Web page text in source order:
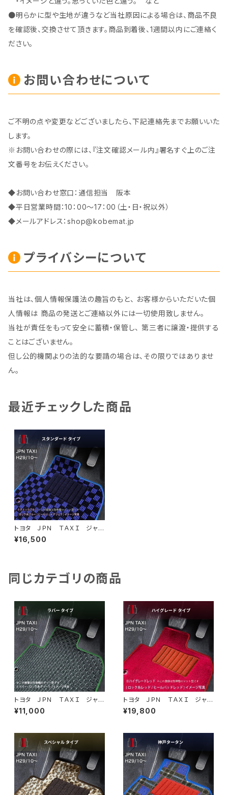
●明らかに型や生地が違うなど当社原因による場合は、商品不良
を確認後、交換させて頂きます。商品到着後、1週間以内にご連絡く
ださい。
お問い合わせについて
ご不明の点や変更などございましたら、下記連絡先までお願いいた
します。
※お問い合わせの際には、『注文確認メール内』署名すぐ上のご注
文番号をお伝えください。
◆お問い合わせ窓口：通信担当 阪本
◆平日営業時間：10：00～17：00（土・日・祝以外）
◆メールアドレス：shop@kobemat.jp
プライバシーについて
当社は、個人情報保護法の趣旨のもと、 お客様からいただいた個
人情報は 商品の発送とご連絡以外には一切使用致しません。
当社が責任をもって安全に蓄積・保管し、 第三者に譲渡・提供する
ことはございません。
但し公的機関よりの法的な要請の場合は、その限りではありませ
ん。
最近チェックした商品
トヨタ ＪＰＮ ＴＡＸＩ ジャパ
ンタクシー H29/10〜 NTP1
0 フロアマット一式 カーマッ
¥16,500
同じカテゴリの商品
トヨタ ＪＰＮ ＴＡＸＩ ジャパ
ンタクシー H29/10〜 NTP1
0 フロアマット一式 カーマッ
¥11,000
トヨタ ＪＰＮ ＴＡＸＩ ジャパ
ンタクシー H29/10〜 NTP1
0 フロアマット一式 カーマッ
¥19,800